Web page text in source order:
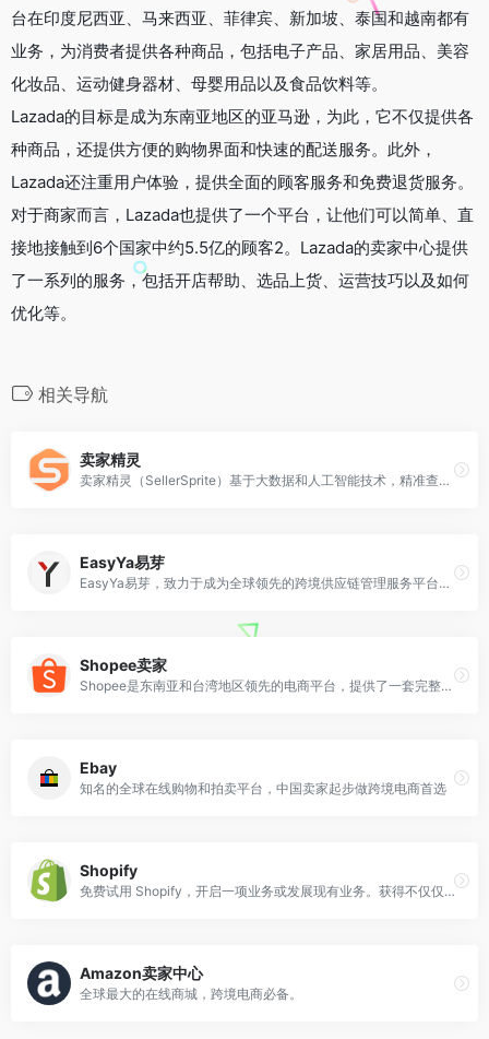
台在印度尼西亚、马来西亚、菲律宾、新加坡、泰国和越南都有
业务，为消费者提供各种商品，包括电子产品、家居用品、美容
化妆品、运动健身器材、母婴用品以及食品饮料等。
Lazada的目标是成为东南亚地区的亚马逊，为此，它不仅提供各
种商品，还提供方便的购物界面和快速的配送服务。此外，
Lazada还注重用户体验，提供全面的顾客服务和免费退货服务。
对于商家而言，Lazada也提供了一个平台，让他们可以简单、直
接地接触到6个国家中约5.5亿的顾客2。Lazada的卖家中心提供
了一系列的服务，包括开店帮助、选品上货、运营技巧以及如何
优化等。
相关导航
卖家精灵
卖家精灵（SellerSprite）基于大数据和人工智能技术，精准查询每个产品的销量、关键词、自然搜索数据，为亚马逊跨境卖家提供一站式选品、市场分析、关键词优化、产品监控等软件工具，帮助亚马逊卖家验证选品思路，洞察竞品/变体的流量来源，优化listing和调整售卖策略，发现蓝海市场，打造潜力爆款
EasyYa易芽
EasyYa易芽，致力于成为全球领先的跨境供应链管理服务平台。为跨境电商卖家企业提供从大数据选品运营分析到跨境电商精品采购、供应链管理的出海全周期服务，利用自身数据优势，帮助卖家轻松实现亚马逊选品，竞争对手分析、市场数据分析等操作，解决跨境电商店铺运营常见难题。
Shopee卖家
Shopee是东南亚和台湾地区领先的电商平台，提供了一套完整的工具和服务来帮助他们管理库存、处理订单以及与客户沟通。
Ebay
知名的全球在线购物和拍卖平台，中国卖家起步做跨境电商首选
Shopify
免费试用 Shopify，开启一项业务或发展现有业务。获得不仅仅是电子商务软件，还有管理业务各个部分的工具。
Amazon卖家中心
全球最大的在线商城，跨境电商必备。